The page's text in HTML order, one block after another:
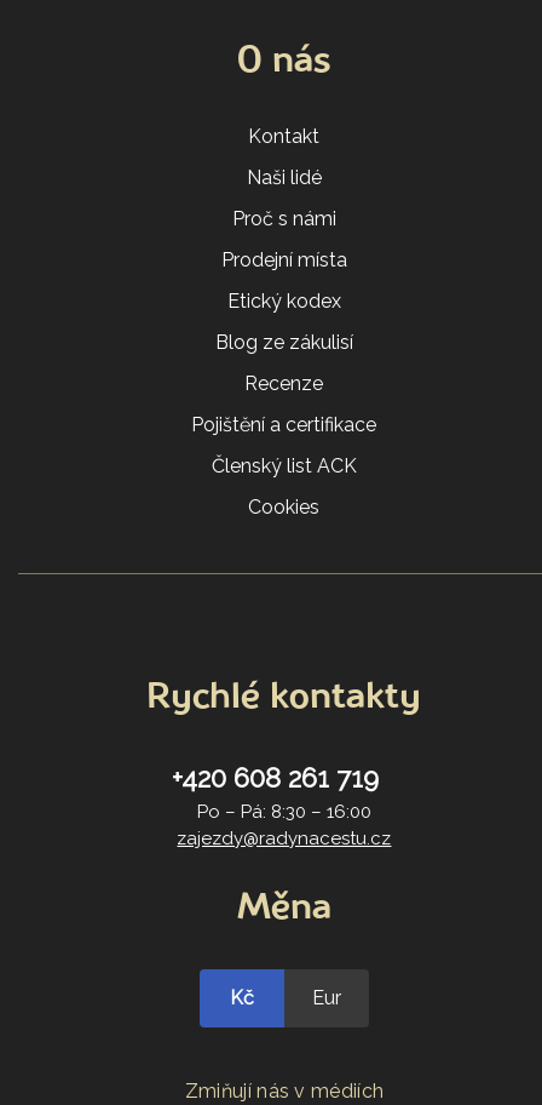
O nás
Kontakt
Naši lidé
Proč s námi
Prodejní místa
Etický kodex
Blog ze zákulisí
Recenze
Pojištění a certifikace
Členský list ACK
Cookies
Rychlé kontakty
+420 608 261 719
Po – Pá: 8:30 – 16:00
zajezdy@radynacestu.cz
Měna
Kč Eur
Zmiňují nás v médiích